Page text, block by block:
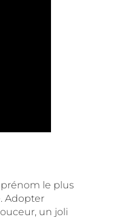
le plus
Adopter
un joli